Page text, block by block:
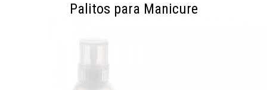
Palitos para Manicure